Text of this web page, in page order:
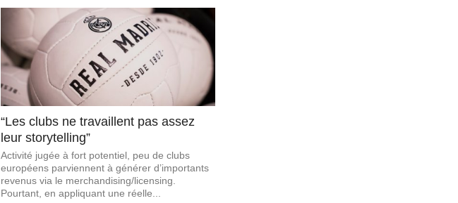
“Les clubs ne travaillent pas assez
leur storytelling”
Activité jugée à fort potentiel, peu de clubs
européens parviennent à générer d’importants
revenus via le merchandising/licensing.
Pourtant, en appliquant une réelle...